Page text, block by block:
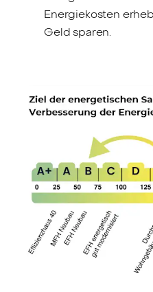
Energiekosten
Geld sparen.